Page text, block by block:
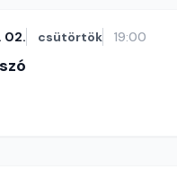
02. csütörtök 19:00